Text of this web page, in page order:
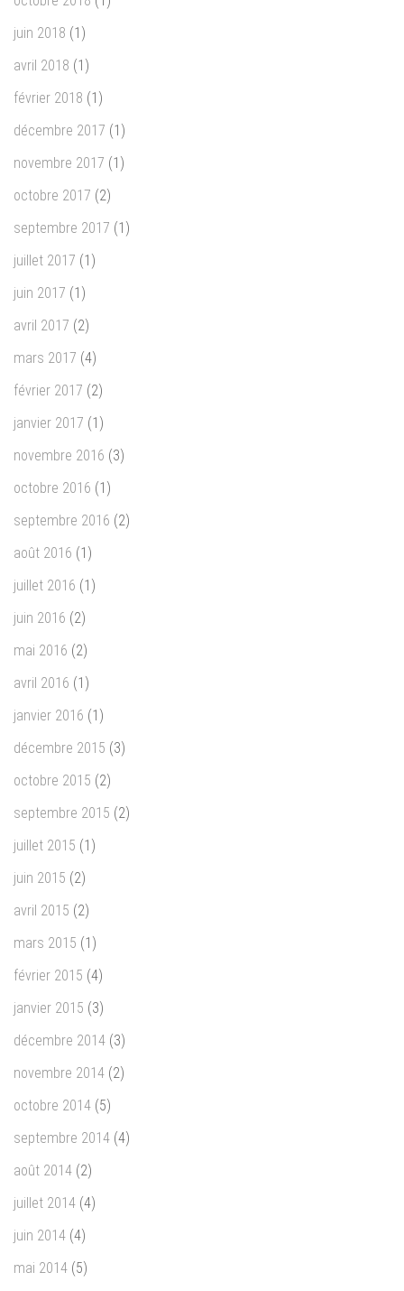
juin 2018 (1)
avril 2018 (1)
février 2018 (1)
décembre 2017 (1)
novembre 2017 (1)
octobre 2017 (2)
septembre 2017 (1)
juillet 2017 (1)
juin 2017 (1)
avril 2017 (2)
mars 2017 (4)
février 2017 (2)
janvier 2017 (1)
novembre 2016 (3)
octobre 2016 (1)
septembre 2016 (2)
août 2016 (1)
juillet 2016 (1)
juin 2016 (2)
mai 2016 (2)
avril 2016 (1)
janvier 2016 (1)
décembre 2015 (3)
octobre 2015 (2)
septembre 2015 (2)
juillet 2015 (1)
juin 2015 (2)
avril 2015 (2)
mars 2015 (1)
février 2015 (4)
janvier 2015 (3)
décembre 2014 (3)
novembre 2014 (2)
octobre 2014 (5)
septembre 2014 (4)
août 2014 (2)
juillet 2014 (4)
juin 2014 (4)
mai 2014 (5)